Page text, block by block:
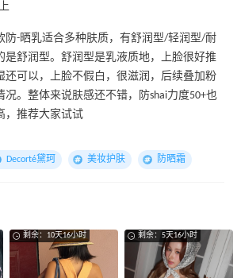
防-晒乳适合多种肤质，有舒润型/轻润型/耐
是舒润型。舒润型是乳液质地，上脸很好推
还可以，上脸不假白，很滋润，后续叠加粉
。整体来说肤感还不错，防shai力度50+也
，推荐大家试试
Decorté黛珂 美妆护肤 防晒霜
剩余：10天16小时 剩余：5天16小时